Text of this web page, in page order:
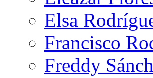
Elsa
Francisco
Freddy